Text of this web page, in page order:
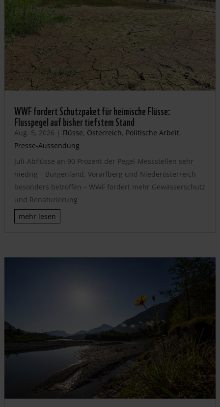
WWF fordert Schutzpaket für heimische Flüsse:
Flusspegel auf bisher tiefstem Stand
Aug. 5, 2026 | Flüsse, Österreich, Politische Arbeit,
Presse-Aussendung
Juli-Abflüsse an 90 Prozent der Pegel-Messstellen sehr
niedrig – Burgenland, Vorarlberg und Niederösterreich
besonders betroffen – WWF fordert mehr Gewässerschutz
und Renaturierung
mehr lesen